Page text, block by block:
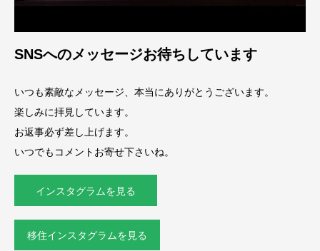
SNSへのメッセージお待ちしています
いつも素敵なメッセージ、本当にありがとうございます。
楽しみに拝見しています。
お返事必ず差し上げます。
いつでもコメントお寄せ下さいね。
インスタグラムを見る
移住インスタグラムを見る